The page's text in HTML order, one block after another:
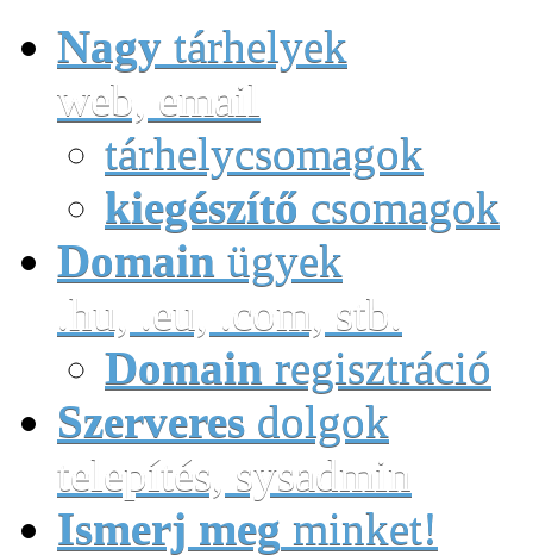
Nagy tárhelyek
web, email
tárhelycsomagok
kiegészítő csomagok
Domain ügyek
.hu, .eu, .com, stb.
Domain regisztráció
Szerveres dolgok
telepítés, sysadmin
Ismerj meg minket!